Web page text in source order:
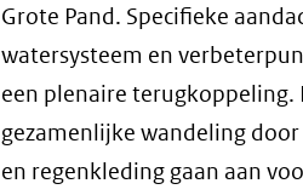
Grote Pand. Specifieke
watersysteem en
een plenaire terugkoppeling.
gezamenlijke wandeling
en regenkleding gaan aan